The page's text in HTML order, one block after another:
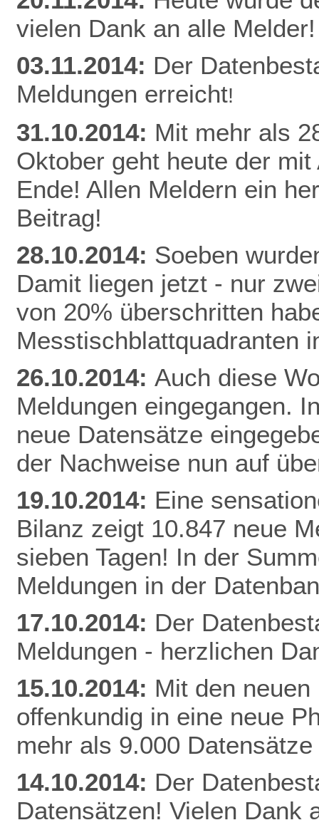
vielen Dank an alle Melder!
03.11.2014: Der
Meldungen erreicht!
31.10.2014: Mit mehr als
Oktober geht heute der
Ende! Allen Meldern ein
Beitrag!
28.10.2014: Soeben
Damit liegen jetzt - nur
von 20% überschritten
Messtischblattquadranten
26.10.2014: Auch diese
Meldungen eingegangen.
neue Datensätze
der Nachweise nun auf
19.10.2014: Eine
Bilanz zeigt 10.847 neue
sieben Tagen! In der
Meldungen in der
17.10.2014: Der
Meldungen - herzlichen
15.10.2014: Mit den
offenkundig in eine neue
mehr als 9.000
14.10.2014: Der
Datensätzen! Vielen Dank